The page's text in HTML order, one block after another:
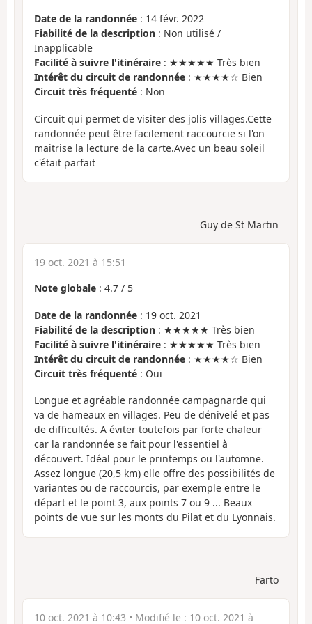
Date de la randonnée : 14 févr. 2022
Fiabilité de la description : Non utilisé /
Inapplicable
Facilité à suivre l'itinéraire : ★★★★★ Très bien
Intérêt du circuit de randonnée : ★★★★☆ Bien
Circuit très fréquenté : Non
Circuit qui permet de visiter des jolis villages.Cette
randonnée peut être facilement raccourcie si l'on
maitrise la lecture de la carte.Avec un beau soleil
c'était parfait
Guy de St Martin
19 oct. 2021 à 15:51
Note globale : 4.7 / 5
Date de la randonnée : 19 oct. 2021
Fiabilité de la description : ★★★★★ Très bien
Facilité à suivre l'itinéraire : ★★★★★ Très bien
Intérêt du circuit de randonnée : ★★★★☆ Bien
Circuit très fréquenté : Oui
Longue et agréable randonnée campagnarde qui
va de hameaux en villages. Peu de dénivelé et pas
de difficultés. A éviter toutefois par forte chaleur
car la randonnée se fait pour l'essentiel à
découvert. Idéal pour le printemps ou l'automne.
Assez longue (20,5 km) elle offre des possibilités de
variantes ou de raccourcis, par exemple entre le
départ et le point 3, aux points 7 ou 9 ... Beaux
points de vue sur les monts du Pilat et du Lyonnais.
Farto
10 oct. 2021 à 10:43 • Modifié le : 10 oct. 2021 à